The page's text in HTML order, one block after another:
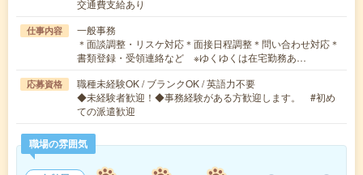
交通費支給あり
仕事内容
一般事務
＊面談調整・リスケ対応＊面接日程調整＊問い合わせ対応＊
書類登録・受領連絡など ※ゆくゆくは在宅勤務あ…
応募資格
職種未経験OK / ブランクOK / 英語力不要
◆未経験者歓迎！◆事務経験がある方歓迎します。 #初め
ての派遣歓迎
職場の雰囲気